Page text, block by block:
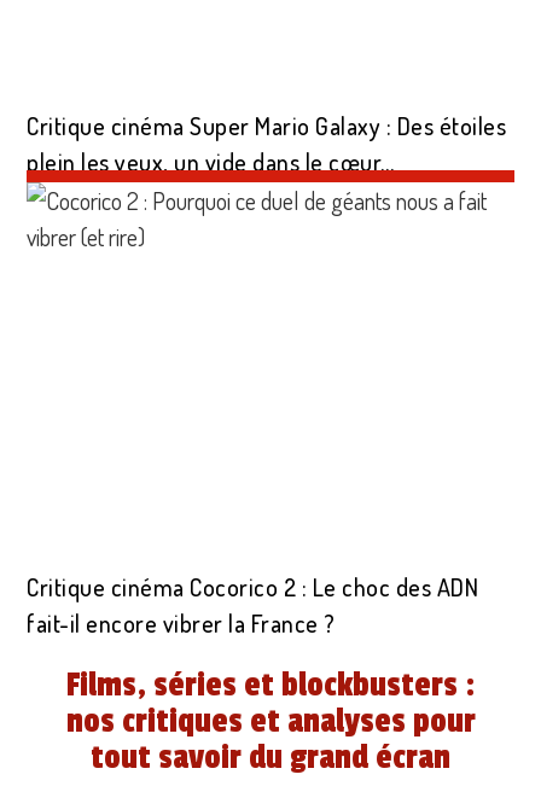
Critique cinéma Super Mario Galaxy : Des étoiles
plein les yeux, un vide dans le cœur…
Critique cinéma Cocorico 2 : Le choc des ADN
fait-il encore vibrer la France ?
Films, séries et blockbusters :
nos critiques et analyses pour
tout savoir du grand écran